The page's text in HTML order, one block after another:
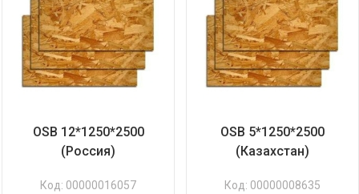
OSB 12*1250*2500
(Россия)
Код: 00000016057
OSB 5*1250*2500
(Казахстан)
Код: 00000008635